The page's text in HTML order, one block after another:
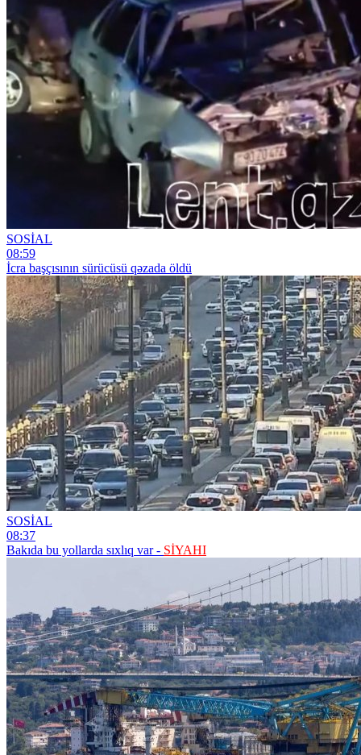
SOSİAL
08:59
İcra başçısının sürücüsü qəzada öldü
SOSİAL
08:37
Bakıda bu yollarda sıxlıq var - SİYAHI